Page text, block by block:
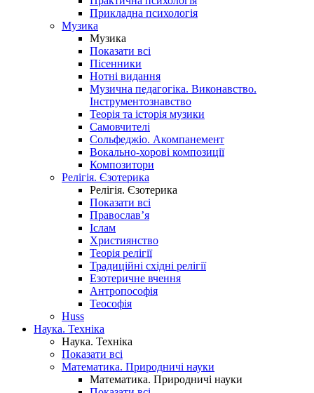
Прикладна психологія
Музика
Музика
Показати всі
Пісенники
Нотні видання
Музична педагогіка. Виконавство.
Інструментознавство
Теорія та історія музики
Самовчителі
Сольфеджіо. Акомпанемент
Вокально-хорові композиції
Композитори
Релігія. Єзотерика
Релігія. Єзотерика
Показати всі
Православ’я
Іслам
Християнство
Теорія релігії
Традиційні східні релігії
Езотеричне вчення
Антропософія
Теософія
Huss
Наука. Техніка
Наука. Техніка
Показати всі
Математика. Природничі науки
Математика. Природничі науки